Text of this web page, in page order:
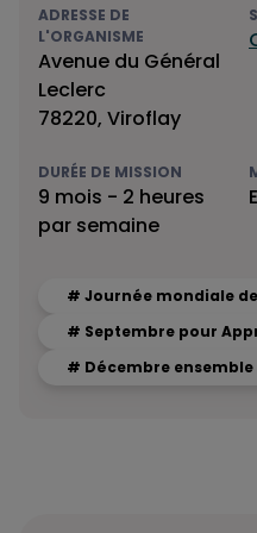
ADRESSE DE
L'ORGANISME
Avenue du Général
Leclerc
78220, Viroflay
DURÉE DE MISSION
9 mois - 2 heures
par semaine
# Journée mondiale
# Septembre pour
# Décembre ensemble